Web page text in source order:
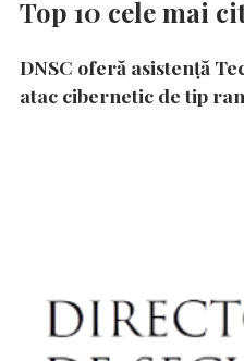
Top 10 cele mai
DNSC oferă asistență
atac cibernetic de tip